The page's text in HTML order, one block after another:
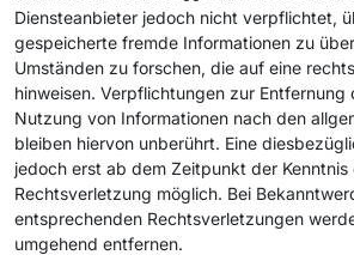
Diensteanbieter jedoch nicht verpflichtet,
gespeicherte fremde Informationen zu
Umständen zu forschen, die auf eine
hinweisen. Verpflichtungen zur Entfernung
Nutzung von Informationen nach den
bleiben hiervon unberührt. Eine
jedoch erst ab dem Zeitpunkt der Kenntnis
Rechtsverletzung möglich. Bei
entsprechenden Rechtsverletzungen
umgehend entfernen.